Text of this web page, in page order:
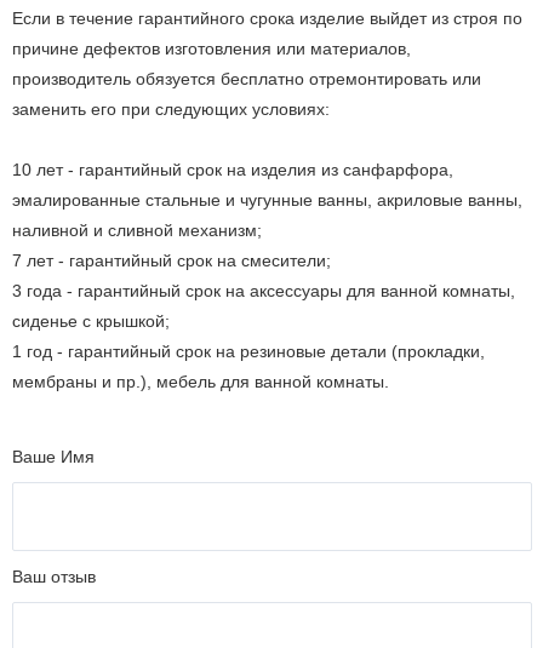
Если в течение гарантийного срока изделие выйдет из строя по
причине дефектов изготовления или материалов,
производитель обязуется бесплатно отремонтировать или
заменить его при следующих условиях:
10 лет - гарантийный срок на изделия из санфарфора,
эмалированные стальные и чугунные ванны, акриловые ванны,
наливной и сливной механизм;
7 лет - гарантийный срок на смесители;
3 года - гарантийный срок на аксессуары для ванной комнаты,
сиденье с крышкой;
1 год - гарантийный срок на резиновые детали (прокладки,
мембраны и пр.), мебель для ванной комнаты.
Ваше Имя
Ваш отзыв